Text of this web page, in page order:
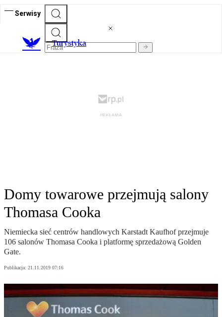
Serwisy
Turystyka
Domy towarowe przejmują salony
Thomasa Cooka
Niemiecka sieć centrów handlowych Karstadt Kaufhof przejmuje
106 salonów Thomasa Cooka i platformę sprzedażową Golden
Gate.
Publikacja: 21.11.2019 07:16